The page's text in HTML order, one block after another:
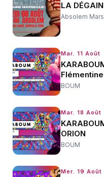
LA
Absolem
Mar. 11 Août
Flémentine
BOUM
Mar. 18 Août
ORION
BOUM
Mer. 19 Août